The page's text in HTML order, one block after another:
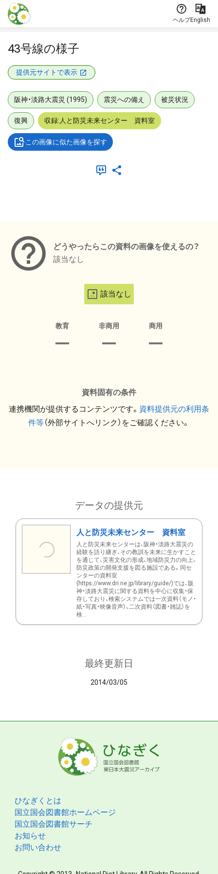
本文に飛ぶ
ヘルプEnglish
43号線の様子
提供元サイトで表示
阪神・淡路大震災 (1995) 震災への備え 被災状況
復興 収録:人と防災未来センター 資料室
この画像に似た画像を探す
どうやったらこの資料の画像を使えるの？
該当なし
該当なし
教育 非商用 商用
資料固有の条件
連携機関が提供するコンテンツです。 資料提供元の利用条
件等（外部サイトへリンク）をご確認ください。
データの提供元
人と防災未来センター 資料室
人と防災未来センターは、阪神・淡路大震災の
経験を語り継ぎ、その教訓を未来に生かすこと
を通じて、災害文化の形成、地域防災力の向上、
防災政策の開発支援を図る施設である。同セ
ンターの資料室
(https://www.dri.ne.jp/library/guide/)では、阪
神・淡路大震災に関する資料を中心に収集・保
存しており、検索システムでは一次資料（モノ・
紙・写真・映像音声）、二次資料（図書・雑誌）を
検...
最終更新日
2014/03/05
ひなぎくとは
国立国会図書館ホームページ
国立国会図書館サーチ
お知らせ
お問い合わせ